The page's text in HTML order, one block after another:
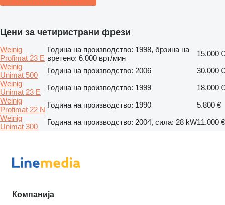
Цени за четиристрани фрези
Weinig
Profimat 23 E
Година на производство: 1998, брзина на
вретено: 6.000 врт/мин
15.000 €
Weinig
Unimat 500
Година на производство: 2006
30.000 €
Weinig
Unimat 23 E
Година на производство: 1999
18.000 €
Weinig
Profimat 22 N
Година на производство: 1990
5.800 €
Weinig
Unimat 300
Година на производство: 2004, сила: 28 kW11.000 €
Компанија